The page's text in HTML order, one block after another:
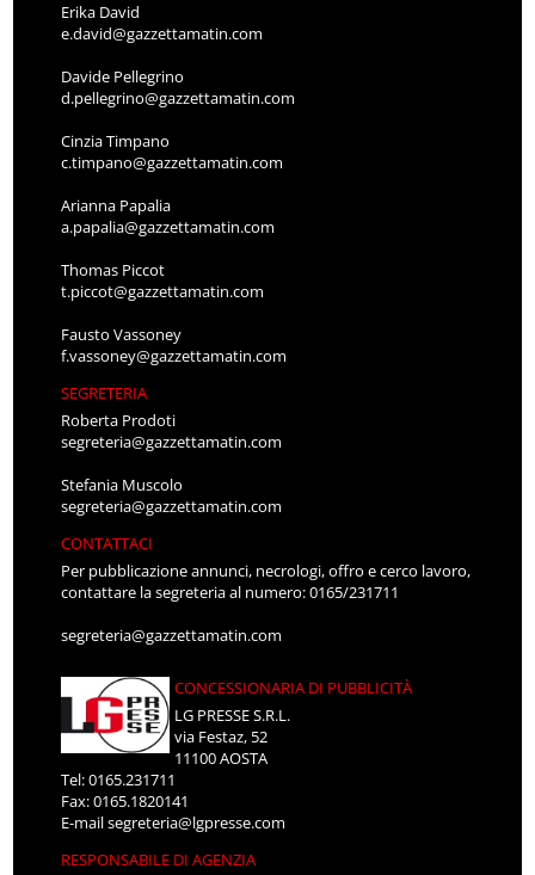
Erika David
e.david@gazzettamatin.com
Davide Pellegrino
d.pellegrino@gazzettamatin.com
Cinzia Timpano
c.timpano@gazzettamatin.com
Arianna Papalia
a.papalia@gazzettamatin.com
Thomas Piccot
t.piccot@gazzettamatin.com
Fausto Vassoney
f.vassoney@gazzettamatin.com
SEGRETERIA
Roberta Prodoti
segreteria@gazzettamatin.com
Stefania Muscolo
segreteria@gazzettamatin.com
CONTATTACI
Per pubblicazione annunci, necrologi, offro e cerco lavoro,
contattare la segreteria al numero: 0165/231711
segreteria@gazzettamatin.com
CONCESSIONARIA DI PUBBLICITÀ
LG PRESSE S.R.L.
via Festaz, 52
11100 AOSTA
Tel: 0165.231711
Fax: 0165.1820141
E-mailsegreteria@lgpresse.com
RESPONSABILE DI AGENZIA